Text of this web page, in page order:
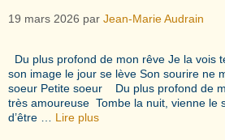
19 mars 2026 par Jean-Marie Audrain
Du plus profond de mon rêve Je la vois
son image le jour se lève Son sourire ne
soeur Petite soeur Du plus profond de
très amoureuse Tombe la nuit, vienne le
d’être … Lire plus